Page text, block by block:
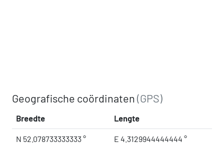
Geografische coördinaten(GPS)
Breedte Lengte
N 52.078733333333 ° E 4.3129944444444 °